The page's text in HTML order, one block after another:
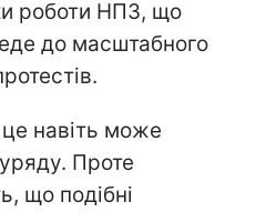
роботи НПЗ, що
до масштабного
навіть може
Проте
що подібні